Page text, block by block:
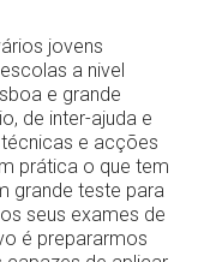
jovens
a nivel
e grande
de inter-ajuda e
e acções
prática o que tem
grande teste para
seus exames de
é prepararmos